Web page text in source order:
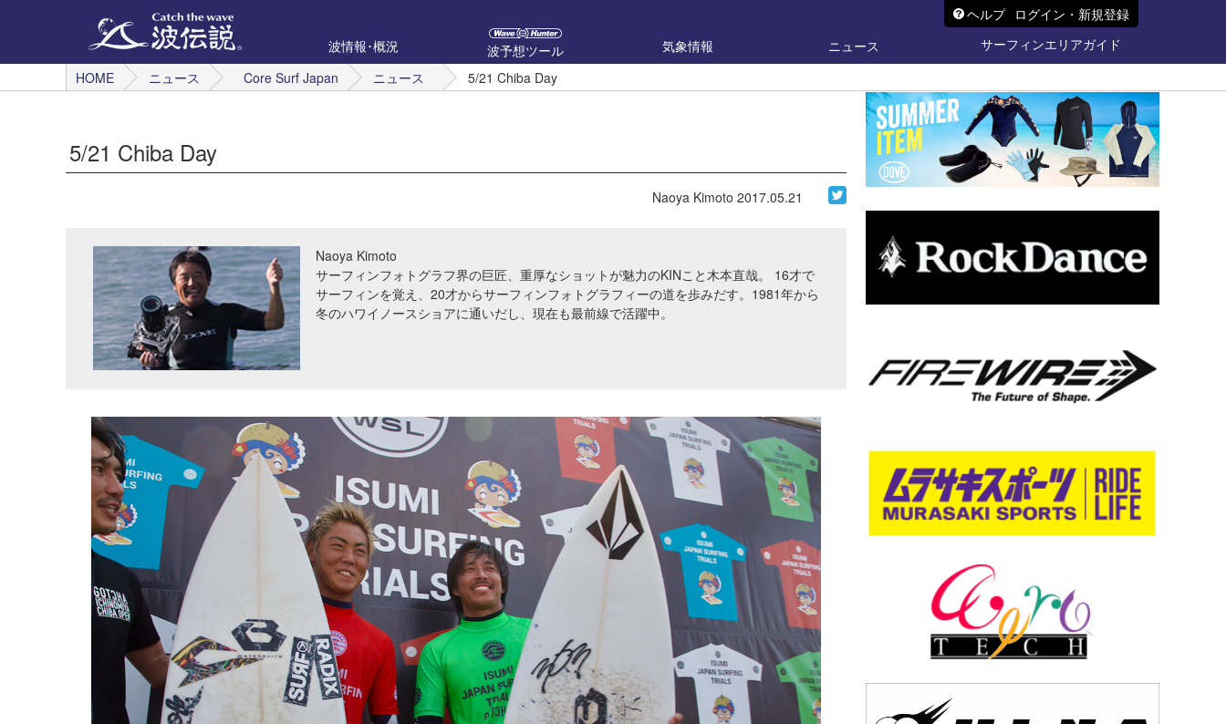
ヘルプ ログイン・新規登録
波情報･概況
波予想ツール 気象情報 ニュース
サーフィンエリアガイド
HOME
ニュース Core Surf Japan ニュース 5/21 Chiba Day
5/21 Chiba Day
Naoya Kimoto 2017.05.21
Naoya Kimoto
サーフィンフォトグラフ界の巨匠、重厚なショットが魅力のKINこと木本直哉。 16才で
サーフィンを覚え、20才からサーフィンフォトグラフィーの道を歩みだす。1981年から
冬のハワイノースショアに通いだし、現在も最前線で活躍中。